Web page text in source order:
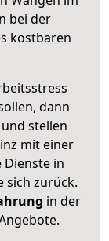
bei der
kostbaren
dann
stellen
mit einer
Dienste in
sich zurück.
in der